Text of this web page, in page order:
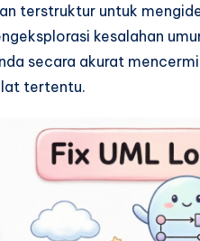
terstruktur untuk
kesalahan
secara akurat
tertentu.